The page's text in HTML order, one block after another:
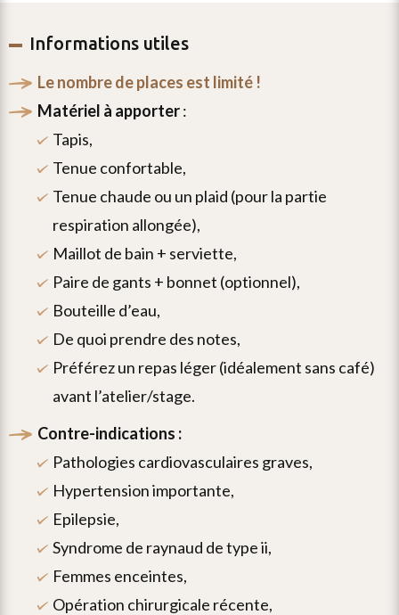
Informations utiles
le nombre de places est limité !
matériel à apporter:
tapis,
tenue confortable,
tenue chaude ou un plaid (pour la partie
respiration allongée),
maillot de bain + serviette,
paire de gants + bonnet (optionnel),
bouteille d’eau,
de quoi prendre des notes,
préférez un repas léger (idéalement sans café)
avant l’atelier/stage.
contre-indications :
pathologies cardiovasculaires graves,
hypertension importante,
epilepsie,
syndrome de raynaud de type ii,
femmes enceintes,
opération chirurgicale récente,